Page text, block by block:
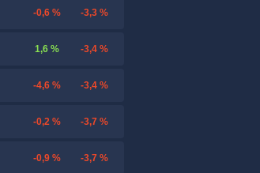
-0,6 % -3,3 %
1,6 % -3,4 %
-4,6 % -3,4 %
-0,2 % -3,7 %
-0,9 % -3,7 %